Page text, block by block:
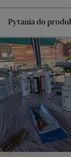
Pytania do